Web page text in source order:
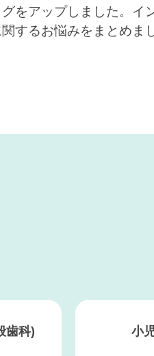
をアップしました。イ
関するお悩みをまとめま
歯科) 小